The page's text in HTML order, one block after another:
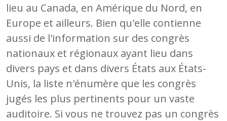
lieu au Canada, en Amérique du Nord, en
Europe et ailleurs. Bien qu'elle contienne
aussi de l'information sur des congrès
nationaux et régionaux ayant lieu dans
divers pays et dans divers États aux États-
Unis, la liste n'énumère que les congrès
jugés les plus pertinents pour un vaste
auditoire. Si vous ne trouvez pas un congrès